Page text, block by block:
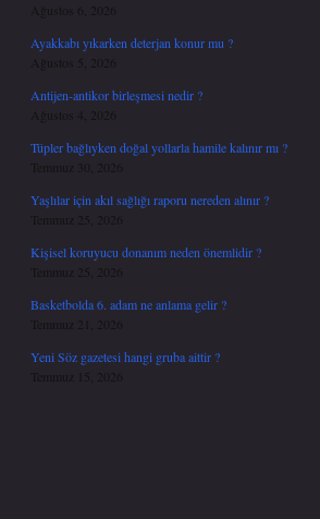
Ağustos 6, 2026
Ayakkabı yıkarken deterjan konur mu ?
Ağustos 5, 2026
Antijen-antikor birleşmesi nedir ?
Ağustos 4, 2026
Tüpler bağlıyken doğal yollarla hamile kalınır mı ?
Temmuz 30, 2026
Yaşlılar için akıl sağlığı raporu nereden alınır ?
Temmuz 25, 2026
Kişisel koruyucu donanım neden önemlidir ?
Temmuz 25, 2026
Basketbolda 6. adam ne anlama gelir ?
Temmuz 21, 2026
Yeni Söz gazetesi hangi gruba aittir ?
Temmuz 15, 2026